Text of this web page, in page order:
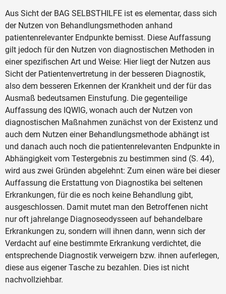
Aus Sicht der BAG SELBSTHILFE ist es elementar, dass sich
der Nutzen von Behandlungsmethoden anhand
patientenrelevanter Endpunkte bemisst. Diese Auffassung
gilt jedoch für den Nutzen von diagnostischen Methoden in
einer spezifischen Art und Weise: Hier liegt der Nutzen aus
Sicht der Patientenvertretung in der besseren Diagnostik,
also dem besseren Erkennen der Krankheit und der für das
Ausmaß bedeutsamen Einstufung. Die gegenteilige
Auffassung des IQWIG, wonach auch der Nutzen von
diagnostischen Maßnahmen zunächst von der Existenz und
auch dem Nutzen einer Behandlungsmethode abhängt ist
und danach auch noch die patientenrelevanten Endpunkte in
Abhängigkeit vom Testergebnis zu bestimmen sind (S. 44),
wird aus zwei Gründen abgelehnt: Zum einen wäre bei dieser
Auffassung die Erstattung von Diagnostika bei seltenen
Erkrankungen, für die es noch keine Behandlung gibt,
ausgeschlossen. Damit mutet man den Betroffenen nicht
nur oft jahrelange Diagnoseodysseen auf behandelbare
Erkrankungen zu, sondern will ihnen dann, wenn sich der
Verdacht auf eine bestimmte Erkrankung verdichtet, die
entsprechende Diagnostik verweigern bzw. ihnen auferlegen,
diese aus eigener Tasche zu bezahlen. Dies ist nicht
nachvollziehbar.